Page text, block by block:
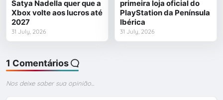
Satya Nadella quer que a
Xbox volte aos lucros até
2027
31 July, 2026
primeira loja oficial do
PlayStation da Península
Ibérica
31 July, 2026
1 Comentários
Nos deixe saber sua opinião...